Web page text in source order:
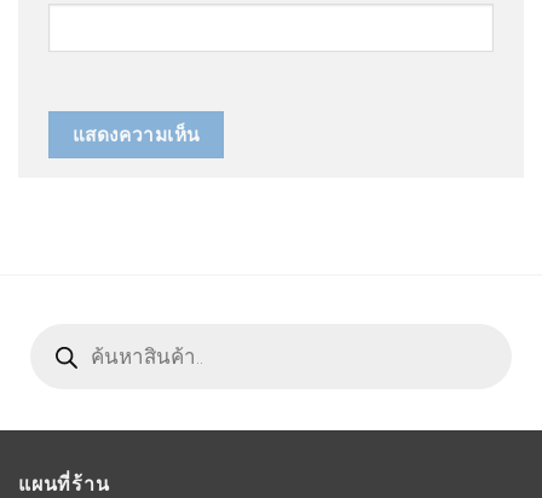
search
แผนที่ร้าน